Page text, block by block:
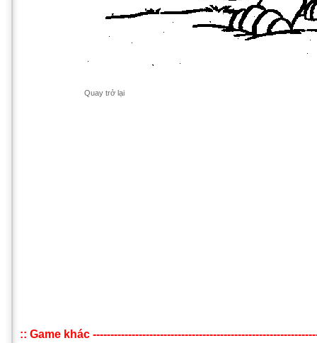
Quay trở lại
:: Game khác